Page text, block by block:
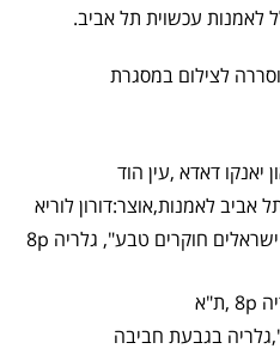
לאמנות עכשוית תל אביב.
לצילום במסגרת
p
8
p8 ,ת"א